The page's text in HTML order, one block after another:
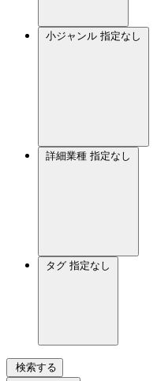
小ジャンル 指定なし
詳細業種 指定なし
タグ 指定なし
検索する